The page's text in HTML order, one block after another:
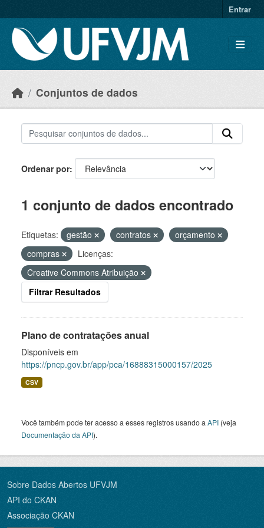
Entrar
Conjuntos de dados
Ordenar por
1 conjunto de dados encontrado
Etiquetas: gestão contratos
orçamento
compras
Licenças:
Creative Commons Atribuição
Filtrar Resultados
Plano de contratações anual
Disponíveis em
https://pncp.gov.br/app/pca/16888315000157/2025
CSV
Você também pode ter acesso a esses registros usando a API (veja
Documentação da API).
Sobre Dados Abertos UFVJM
API do CKAN
Associação CKAN